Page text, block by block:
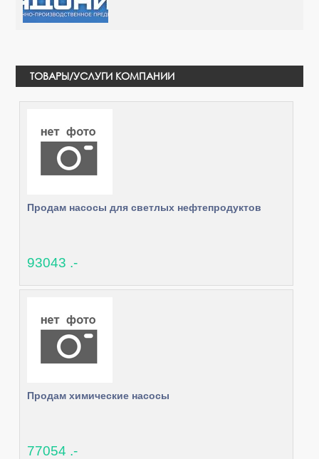
ТОВАРЫ/УСЛУГИ КОМПАНИИ
Продам насосы для светлых нефтепродуктов
93043 .-
Продам химические насосы
77054 .-